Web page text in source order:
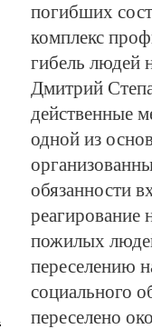
погибших
комплекс
гибель людей
Дмитрий
действенные
одной из
обязанности
реагирование
пожилых
переселению
социального
переселено